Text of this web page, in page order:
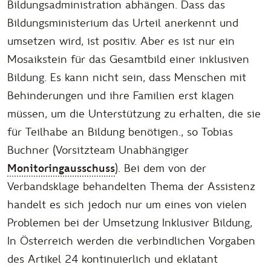
Bildungsadministration abhängen. Dass das
Bildungsministerium das Urteil anerkennt und
umsetzen wird, ist positiv. Aber es ist nur ein
Mosaikstein für das Gesamtbild einer inklusiven
Bildung. Es kann nicht sein, dass Menschen mit
Behinderungen und ihre Familien erst klagen
müssen, um die Unterstützung zu erhalten, die sie
für Teilhabe an Bildung benötigen., so Tobias
Buchner (Vorsitzteam Unabhängiger
Monitoringausschuss). Bei dem von der
Verbandsklage behandelten Thema der Assistenz
handelt es sich jedoch nur um eines von vielen
Problemen bei der Umsetzung Inklusiver Bildung,
In Österreich werden die verbindlichen Vorgaben
des Artikel 24 kontinuierlich und eklatant